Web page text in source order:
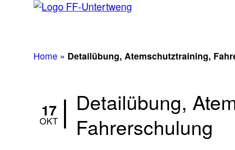
Home » Detailübung, Atemschutztraining,
17
OKT
Detailübung,
Fahrerschulung